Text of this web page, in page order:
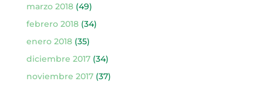
marzo 2018(49)
febrero 2018(34)
enero 2018(35)
diciembre 2017(34)
noviembre 2017(37)